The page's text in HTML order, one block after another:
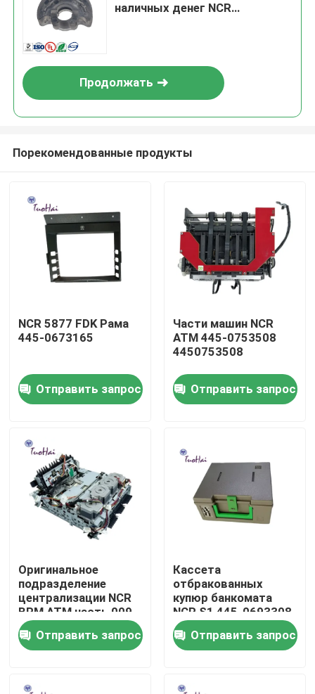
Продукты
О нас
Проверка качества
Свяжитесь мы
части машины атм
Части НКР АТМ
части атм винкор
наличных денег NCR
Продолжать
Порекомендованные продукты
NCR 5877 FDK Рама
445-0673165
Отправить запрос
Части машин NCR
ATM 445-0753508
4450753508
Отправить запрос
Оригинальное
подразделение
централизации NCR
BRM ATM часть 009-
0029713
Отправить запрос
Кассета
отбракованных
купюр банкомата
NCR S1 445-0693308
Отправить запрос